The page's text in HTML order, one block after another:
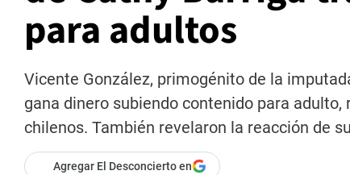
para adultos
Vicente González, primogénito de la
gana dinero subiendo contenido para
chilenos. También revelaron la reacción de
Agregar El Desconcierto en